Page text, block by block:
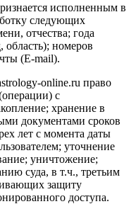
исполненным в
следующих
отчества; года
область); номеров
(E-mail).
online.ru право
с
хранение в
документами сроков
лет с момента даты
уточнение
уничтожение;
суда, в т.ч., третьим
защиту
доступа.